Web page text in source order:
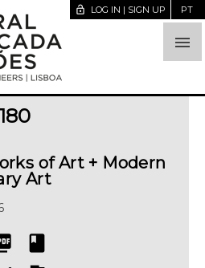

lock_open LOG IN | SIGN UP PT
180
of Art + Modern
Art
book